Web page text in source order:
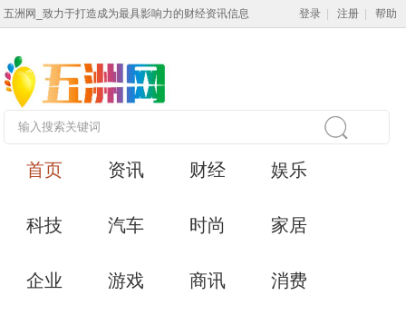
五洲网_致力于打造成为最具影响力的财经资讯信息 登录 注册 帮助
首页 资讯 财经 娱乐
科技 汽车 时尚 家居
企业 游戏 商讯 消费